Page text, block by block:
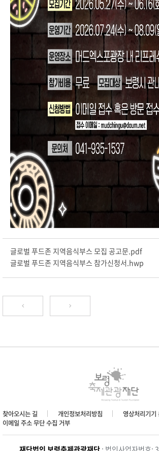
글로벌 푸드존 지역음식부스 모집 공고문.pdf
글로벌 푸드존 지역음식부스 참가신청서.hwp
찾아오시는 길 개인정보처리방침
영상처리기기
이메일 주소 무단 수집 거부
재단법인 보령축제관광재단 : 법인사업자번호: